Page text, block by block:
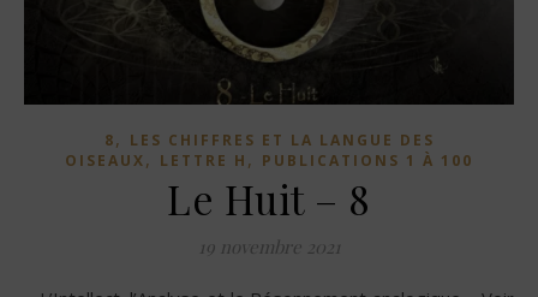
8, LES CHIFFRES ET LA LANGUE DES
OISEAUX, LETTRE H , PUBLICATIONS 1 À 100
Le Huit – 8
19 novembre 2021